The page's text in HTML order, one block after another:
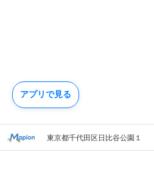
東京都千代田区日比谷公園１
アプリで見る